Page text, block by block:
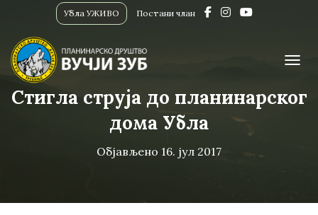
Убла УЖИВО Постани члан
Стигла струја до планинарског
дома Убла
Објављено 16. јул 2017